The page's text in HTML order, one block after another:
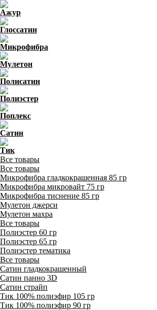
Ажур
Глоссатин
Микрофибра
Мулетон
Полисатин
Полиэстер
Поплекс
Сатин
Тик
Все товары
Все товары
Микрофибра гладкокрашенная 85 гр
Микрофибра микровайт 75 гр
Микрофибра тиснение 85 гр
Мулетон джерси
Мулетон махра
Все товары
Полиэстер 60 гр
Полиэстер 65 гр
Полиэстер тематика
Все товары
Сатин гладкокрашенный
Сатин панно 3D
Сатин страйп
Тик 100% полиэфир 105 гр
Тик 100% полиэфир 90 гр